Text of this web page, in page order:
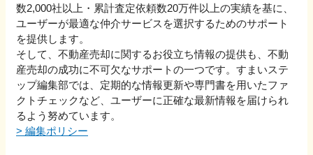
数2,000社以上・累計査定依頼数20万件以上の実績を基に、
ユーザーが最適な仲介サービスを選択するためのサポート
を提供します。
そして、不動産売却に関するお役立ち情報の提供も、不動
産売却の成功に不可欠なサポートの一つです。すまいステ
ップ編集部では、定期的な情報更新や専門書を用いたファ
クトチェックなど、ユーザーに正確な最新情報を届けられ
るよう努めています。
> 編集ポリシー